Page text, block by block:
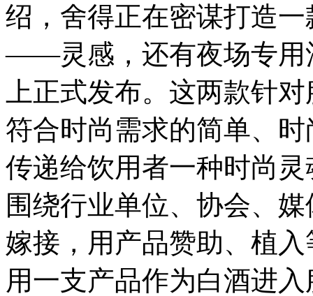
绍，舍得正在密谋打造
——灵感，还有夜场专用
上正式发布。这两款针
符合时尚需求的简单、
传递给饮用者一种时尚
围绕行业单位、协会、
嫁接，用产品赞助、植
用一支产品作为白酒进